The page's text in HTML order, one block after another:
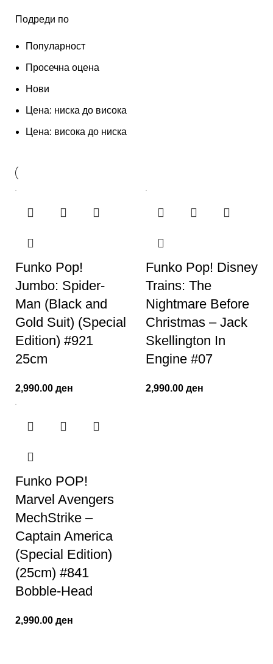
Подреди по
Популарност
Просечна оцена
Нови
Цена: ниска до висока
Цена: висока до ниска
Funko Pop!
Jumbo: Spider-
Man (Black and
Gold Suit) (Special
Edition) #921
25cm
2,990.00 ден
Funko Pop! Disney
Trains: The
Nightmare Before
Christmas – Jack
Skellington In
Engine #07
2,990.00 ден
Funko POP!
Marvel Avengers
MechStrike –
Captain America
(Special Edition)
(25cm) #841
Bobble-Head
2,990.00 ден